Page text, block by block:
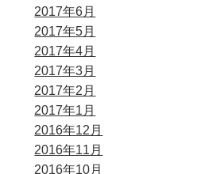
2017年6月
2017年5月
2017年4月
2017年3月
2017年2月
2017年1月
2016年12月
2016年11月
2016年10月